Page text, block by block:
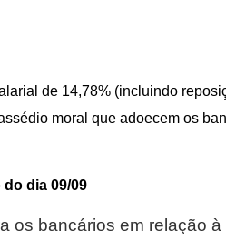
de 14,78% (incluindo
moral que adoecem os
do dia 09/09
os bancários em relação